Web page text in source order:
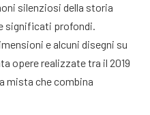
silenziosi della storia
significati profondi.
e alcuni disegni su
opere realizzate tra il 2019
mista che combina